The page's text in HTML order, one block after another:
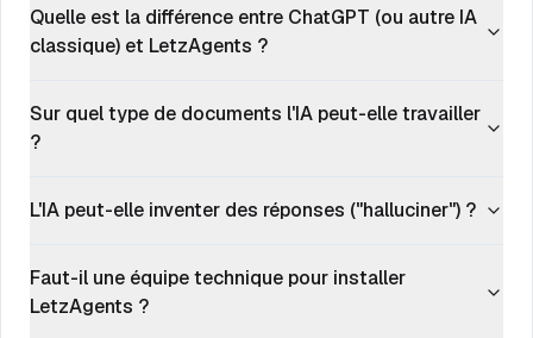
Quelle est la différence entre ChatGPT (ou autre IA
classique) et LetzAgents ?
Sur quel type de documents l'IA peut-elle travailler
?
L'IA peut-elle inventer des réponses ("halluciner") ?
Faut-il une équipe technique pour installer
LetzAgents ?